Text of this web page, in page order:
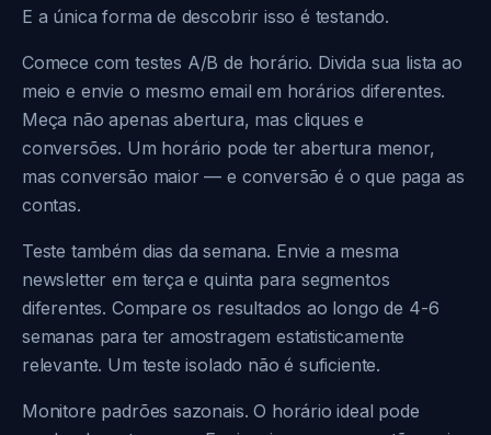
E a única forma de descobrir isso é testando.
Comece com testes A/B de horário. Divida sua lista ao
meio e envie o mesmo email em horários diferentes.
Meça não apenas abertura, mas cliques e
conversões. Um horário pode ter abertura menor,
mas conversão maior — e conversão é o que paga as
contas.
Teste também dias da semana. Envie a mesma
newsletter em terça e quinta para segmentos
diferentes. Compare os resultados ao longo de 4-6
semanas para ter amostragem estatisticamente
relevante. Um teste isolado não é suficiente.
Monitore padrões sazonais. O horário ideal pode